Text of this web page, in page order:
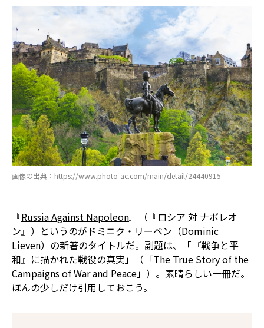
画像の出典：https://www.photo-ac.com/main/detail/24440915
『Russia Against Napoleon』（『ロシア 対 ナポレオ
ン』）というのがドミニク・リーベン（Dominic
Lieven）の新著のタイトルだ。副題は、「『戦争と平
和』に描かれた戦役の真実」（「The True Story of the
Campaigns of War and Peace」）。素晴らしい一冊だ。
ほんの少しだけ引用しておこう。